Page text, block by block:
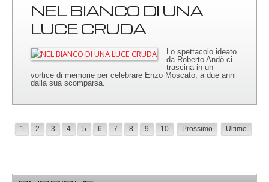
NEL BIANCO DI UNA
LUCE CRUDA
Lo spettacolo ideato
da Roberto Andò ci
trascina in un
vortice di memorie per celebrare Enzo Moscato, a due anni
dalla sua scomparsa.
1 2 3 4 5 6 7 8 9 10 Prossimo Ultimo